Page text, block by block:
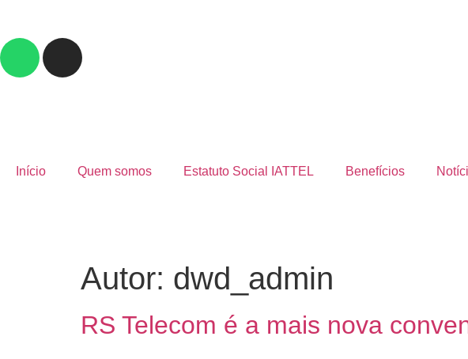
Início Quem somos Estatuto Social IATTEL Benefícios
Autor: dwd_admin
RS Telecom é a mais nova